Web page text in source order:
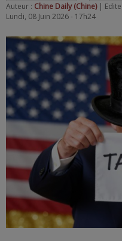
Auteur : Chine Daily (Chine) |
Lundi, 08 Juin 2026 - 17h24